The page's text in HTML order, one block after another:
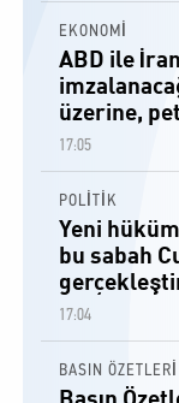
EKONOMİ
ABD ile
üzerine,
17:05
POLİTİK
Yeni
bu sabah
17:04
BASIN ÖZETLERİ